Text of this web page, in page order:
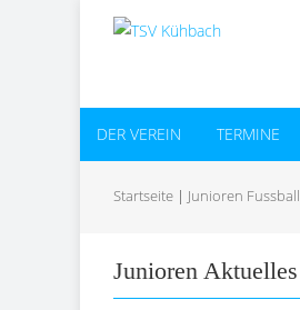
DER VEREIN TERMINE
Startseite | Junioren Fussball
Junioren Aktuelles